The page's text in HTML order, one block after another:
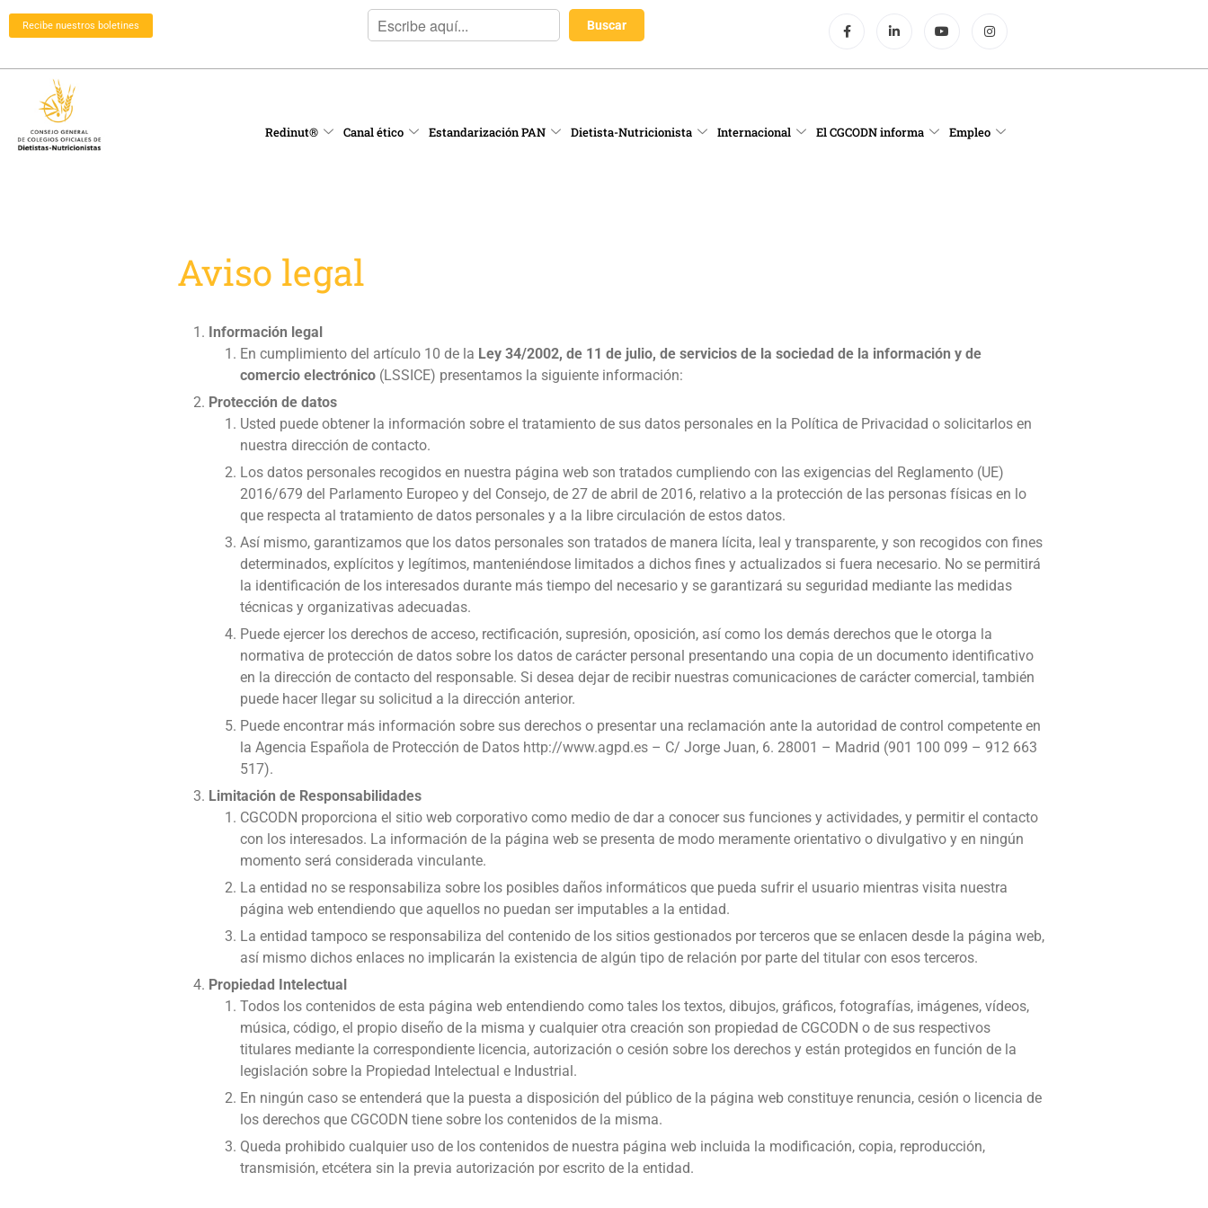
Recibe nuestros boletines
Redinut® Canal ético Estandarización PAN Dietista-Nutricionista Internacional El CGCODN informa Empleo
Aviso legal
Información legal
En cumplimiento del artículo 10 de la Ley 34/2002, de 11 de julio, de servicios de la sociedad de la información y de
comercio electrónico (LSSICE) presentamos la siguiente información:
Protección de datos
Usted puede obtener la información sobre el tratamiento de sus datos personales en la Política de Privacidad o solicitarlos en
nuestra dirección de contacto.
Los datos personales recogidos en nuestra página web son tratados cumpliendo con las exigencias del Reglamento (UE)
2016/679 del Parlamento Europeo y del Consejo, de 27 de abril de 2016, relativo a la protección de las personas físicas en lo
que respecta al tratamiento de datos personales y a la libre circulación de estos datos.
Así mismo, garantizamos que los datos personales son tratados de manera lícita, leal y transparente, y son recogidos con fines
determinados, explícitos y legítimos, manteniéndose limitados a dichos fines y actualizados si fuera necesario. No se permitirá
la identificación de los interesados durante más tiempo del necesario y se garantizará su seguridad mediante las medidas
técnicas y organizativas adecuadas.
Puede ejercer los derechos de acceso, rectificación, supresión, oposición, así como los demás derechos que le otorga la
normativa de protección de datos sobre los datos de carácter personal presentando una copia de un documento identificativo
en la dirección de contacto del responsable. Si desea dejar de recibir nuestras comunicaciones de carácter comercial, también
puede hacer llegar su solicitud a la dirección anterior.
Puede encontrar más información sobre sus derechos o presentar una reclamación ante la autoridad de control competente en
la Agencia Española de Protección de Datos http://www.agpd.es – C/ Jorge Juan, 6. 28001 – Madrid (901 100 099 – 912 663
517).
Limitación de Responsabilidades
CGCODN proporciona el sitio web corporativo como medio de dar a conocer sus funciones y actividades, y permitir el contacto
con los interesados. La información de la página web se presenta de modo meramente orientativo o divulgativo y en ningún
momento será considerada vinculante.
La entidad no se responsabiliza sobre los posibles daños informáticos que pueda sufrir el usuario mientras visita nuestra
página web entendiendo que aquellos no puedan ser imputables a la entidad.
La entidad tampoco se responsabiliza del contenido de los sitios gestionados por terceros que se enlacen desde la página web,
así mismo dichos enlaces no implicarán la existencia de algún tipo de relación por parte del titular con esos terceros.
Propiedad Intelectual
Todos los contenidos de esta página web entendiendo como tales los textos, dibujos, gráficos, fotografías, imágenes, vídeos,
música, código, el propio diseño de la misma y cualquier otra creación son propiedad de CGCODN o de sus respectivos
titulares mediante la correspondiente licencia, autorización o cesión sobre los derechos y están protegidos en función de la
legislación sobre la Propiedad Intelectual e Industrial.
En ningún caso se entenderá que la puesta a disposición del público de la página web constituye renuncia, cesión o licencia de
los derechos que CGCODN tiene sobre los contenidos de la misma.
Queda prohibido cualquier uso de los contenidos de nuestra página web incluida la modificación, copia, reproducción,
transmisión, etcétera sin la previa autorización por escrito de la entidad.